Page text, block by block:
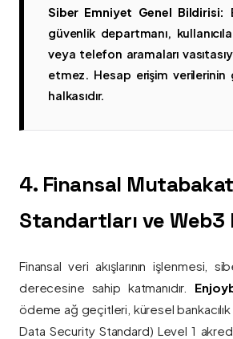
Siber Emniyet Genel Bildirisi:
güvenlik departmanı,
veya telefon aramaları
etmez. Hesap erişim verilerinin
halkasıdır.
4. Finansal
Standartları ve
Finansal veri akışlarının işlenmesi,
derecesine sahip katmanıdır.
ödeme ağ geçitleri, küresel
Data Security Standard) Level 1